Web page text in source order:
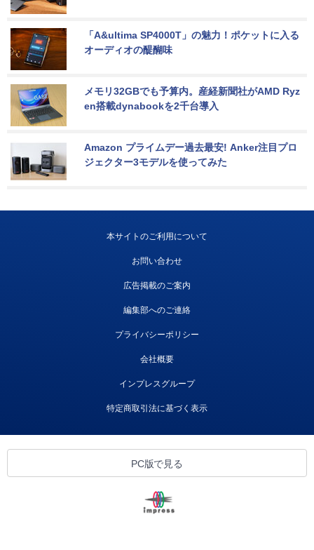
「A&ultima SP4000T」の魅力！ポケットに入る
オーディオの醍醐味
メモリ32GBでも予算内。産経新聞社がAMD Ryz
en搭載dynabookを2千台導入
Amazon プライムデー過去最安! Anker注目プロ
ジェクター3モデルを使ってみた
本サイトのご利用について
お問い合わせ
広告掲載のご案内
編集部へのご連絡
プライバシーポリシー
会社概要
インプレスグループ
特定商取引法に基づく表示
PC版で見る